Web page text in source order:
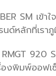
SM เข้
นด์หลักที่เราภู
RMGT 920
องพิมพ์ออฟเ